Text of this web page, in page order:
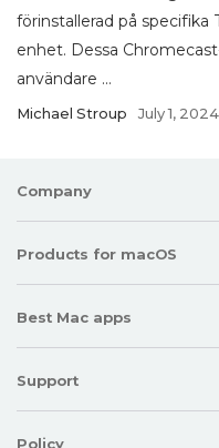
förinstallerad på
enhet. Dessa
användare ...
Michael Stroup July 1, 2024
Company
Products for macOS
Best Mac apps
Support
Policy